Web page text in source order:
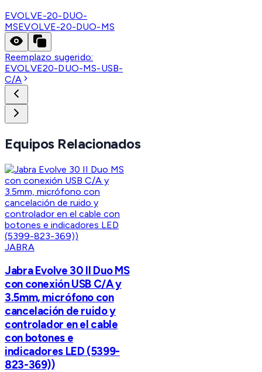
EVOLVE-20-DUO-
MSEVOLVE-20-DUO-MS
Reemplazo sugerido:
EVOLVE20-DUO-MS-USB-
C/A
Equipos Relacionados
JABRA
Jabra Evolve 30 II Duo MS
con conexión USB C/A y
3.5mm, micrófono con
cancelación de ruido y
controlador en el cable
con botones e
indicadores LED (5399-
823-369))